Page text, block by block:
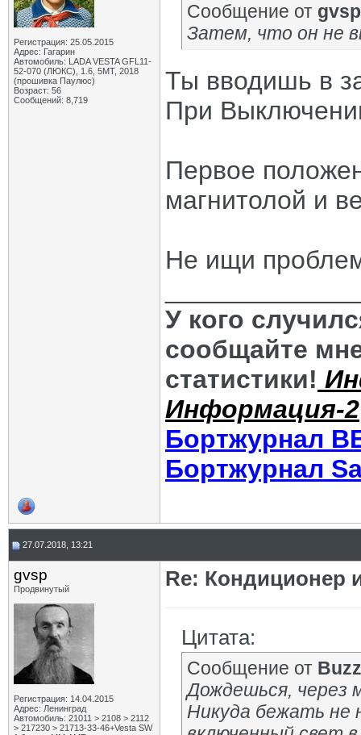
Регистрация: 25.05.2015
Адрес: Гагарин
Автомобиль: LADA VESTA GFL11-
52-070 (ЛЮКС), 1.6, 5МТ, 2018
(прошивка Паулюс)
Возраст: 56
Сообщений: 8,719
Сообщение от gvsp
Затем, что он не
Ты вводишь в
При
Первое
магнитолой и
Не ищи
У кого
сообщайте
статистики!
Информация-2
Бортжурнал
Бортжурнал
27.07.2018, 13:21
gvsp
Продвинутый
Регистрация: 14.04.2015
Адрес: Ленинград
Автомобиль: 21011 > 2108 > 2112
> 217230 > 21713-33-46+Vesta SW
Re: Кондиционер
Цитата:
Сообщение от
Дождешься, через
Никуда бежать не